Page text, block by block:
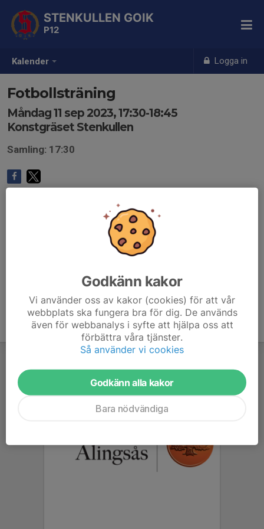
Kalender Logga in
STENKULLEN GOIK
P12
Fotbollsträning
Måndag 11 sep 2023, 17:30-18:45
Konstgräset Stenkullen
Samling: 17:30
Godkänn kakor
Vi använder oss av kakor (cookies) för att vår
webbplats ska fungera bra för dig. De används
även för webbanalys i syfte att hjälpa oss att
förbättra våra tjänster.
Så använder vi cookies
Godkänn alla kakor
Bara nödvändiga